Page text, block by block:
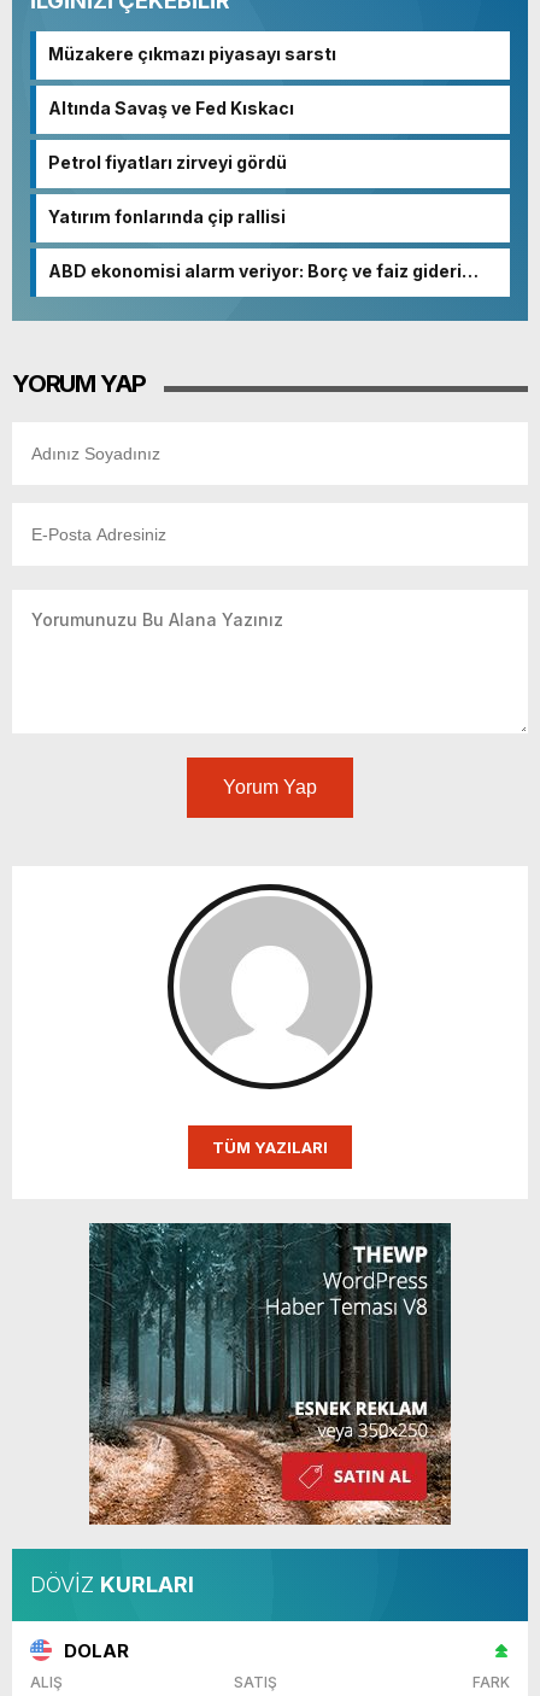
Müzakere çıkmazı piyasayı sarstı
Altında Savaş ve Fed Kıskacı
Petrol fiyatları zirveyi gördü
Yatırım fonlarında çip rallisi
ABD ekonomisi alarm veriyor: Borç ve faiz gideri
YORUM YAP
Yorum Yap
TÜM YAZILARI
DÖVİZ KURLARI
DOLAR
ALIŞ SATIŞ FARK